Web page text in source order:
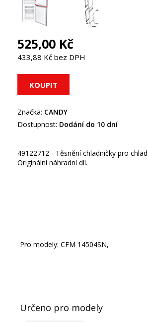
525,00 Kč
433,88 Kč bez DPH
Značka: CANDY
Dostupnost: Dodání do 10 dní
49122712 - Těsnění chladničky pro
Originální náhradní díl.
Pro modely: CFM 14504SN,
Určeno pro modely